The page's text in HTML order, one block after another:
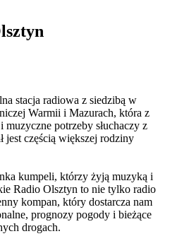
stacja radiowa z siedzibą w
Warmii i Mazurach, która z
potrzeby słuchaczy z
jest częścią większej rodziny
kumpeli, którzy żyją muzyką i
Radio Olsztyn to nie tylko radio
kompan, który dostarcza nam
prognozy pogody i bieżące
drogach.